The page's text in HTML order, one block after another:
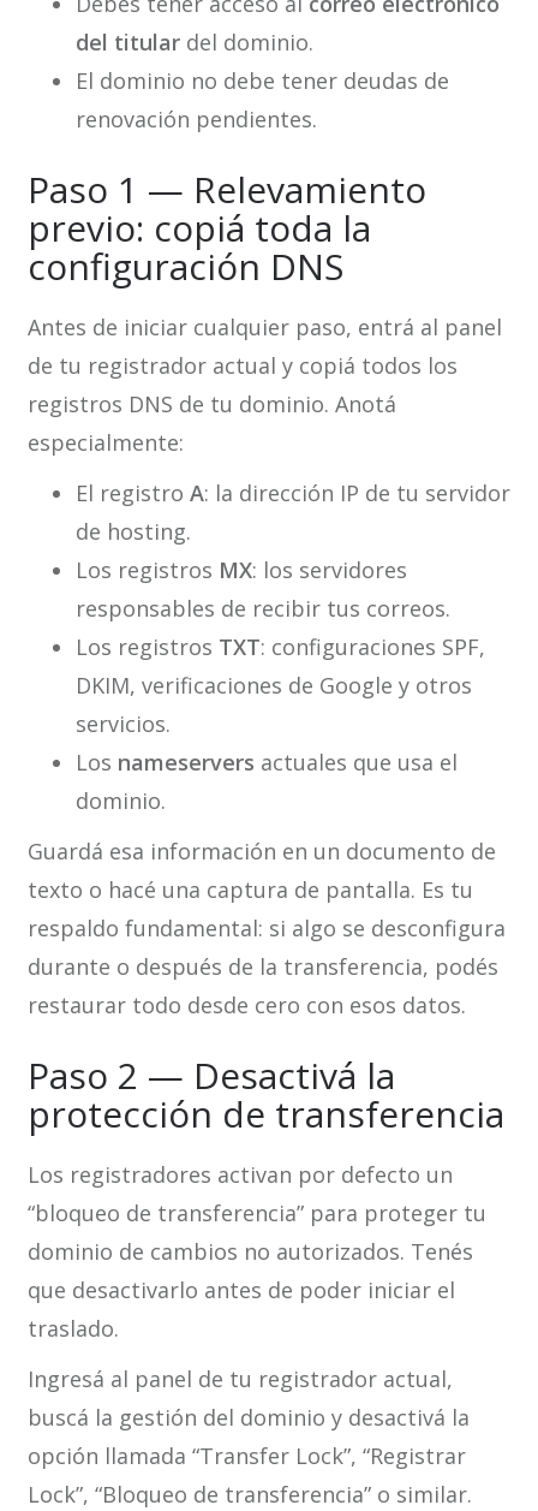
del titulardel dominio.
El dominio no debe tener deudas de
renovación pendientes.
Paso 1 — Relevamiento
previo: copiá toda la
configuración DNS
Antes de iniciar cualquier paso, entrá al panel
de tu registrador actual y copiá todos los
registros DNS de tu dominio. Anotá
especialmente:
El registro A: la dirección IP de tu servidor
de hosting.
Los registros MX: los servidores
responsables de recibir tus correos.
Los registros TXT: configuraciones SPF,
DKIM, verificaciones de Google y otros
servicios.
Los nameservers actuales que usa el
dominio.
Guardá esa información en un documento de
texto o hacé una captura de pantalla. Es tu
respaldo fundamental: si algo se desconfigura
durante o después de la transferencia, podés
restaurar todo desde cero con esos datos.
Paso 2 — Desactivá la
protección de transferencia
Los registradores activan por defecto un
“bloqueo de transferencia” para proteger tu
dominio de cambios no autorizados. Tenés
que desactivarlo antes de poder iniciar el
traslado.
Ingresá al panel de tu registrador actual,
buscá la gestión del dominio y desactivá la
opción llamada “Transfer Lock”, “Registrar
Lock”, “Bloqueo de transferencia” o similar.